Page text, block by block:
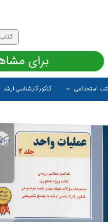
استخدامی کنکور کارشناسی ارشد
برای